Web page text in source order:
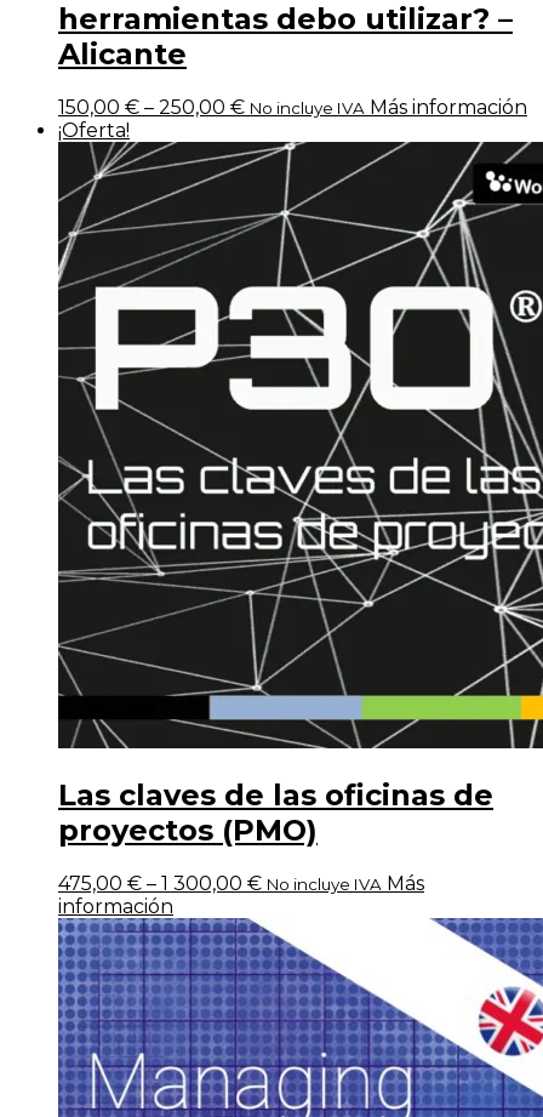
herramientas debo utilizar? –
Alicante
150,00 € – 250,00 € No incluye IVA Más información
¡Oferta!
Las claves de las oficinas de
proyectos (PMO)
475,00 € – 1 300,00 € No incluye IVA Más
información